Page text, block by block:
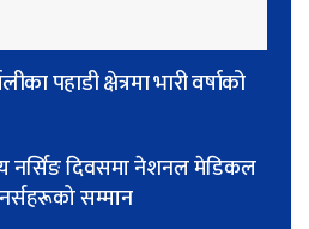
पहाडी क्षेत्रमा भारी वर्षाको
नर्सिङ दिवसमा नेशनल मेडिकल
सम्मान